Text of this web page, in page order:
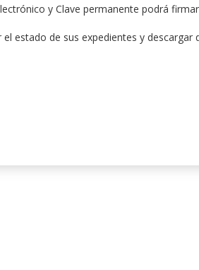
y Clave permanente podrá
estado de sus expedientes y descargar